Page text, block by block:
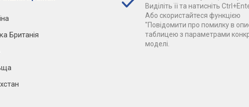
Британія
Виділіть її та натисніть
Або скористайтеся функцією
"Повідомити про помилку в
таблицею з параметрами
моделі.